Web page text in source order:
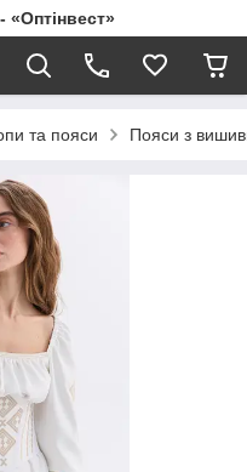
та пояси Пояси з